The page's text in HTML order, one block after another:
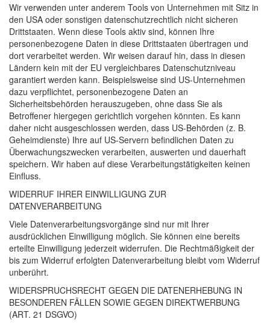
Wir verwenden unter anderem Tools von Unternehmen mit Sitz in
den USA oder sonstigen datenschutzrechtlich nicht sicheren
Drittstaaten. Wenn diese Tools aktiv sind, können Ihre
personenbezogene Daten in diese Drittstaaten übertragen und
dort verarbeitet werden. Wir weisen darauf hin, dass in diesen
Ländern kein mit der EU vergleichbares Datenschutzniveau
garantiert werden kann. Beispielsweise sind US-Unternehmen
dazu verpflichtet, personenbezogene Daten an
Sicherheitsbehörden herauszugeben, ohne dass Sie als
Betroffener hiergegen gerichtlich vorgehen könnten. Es kann
daher nicht ausgeschlossen werden, dass US-Behörden (z. B.
Geheimdienste) Ihre auf US-Servern befindlichen Daten zu
Überwachungszwecken verarbeiten, auswerten und dauerhaft
speichern. Wir haben auf diese Verarbeitungstätigkeiten keinen
Einfluss.
WIDERRUF IHRER EINWILLIGUNG ZUR
DATENVERARBEITUNG
Viele Datenverarbeitungsvorgänge sind nur mit Ihrer
ausdrücklichen Einwilligung möglich. Sie können eine bereits
erteilte Einwilligung jederzeit widerrufen. Die Rechtmäßigkeit der
bis zum Widerruf erfolgten Datenverarbeitung bleibt vom Widerruf
unberührt.
WIDERSPRUCHSRECHT GEGEN DIE DATENERHEBUNG IN
BESONDEREN FÄLLEN SOWIE GEGEN DIREKTWERBUNG
(ART. 21 DSGVO)